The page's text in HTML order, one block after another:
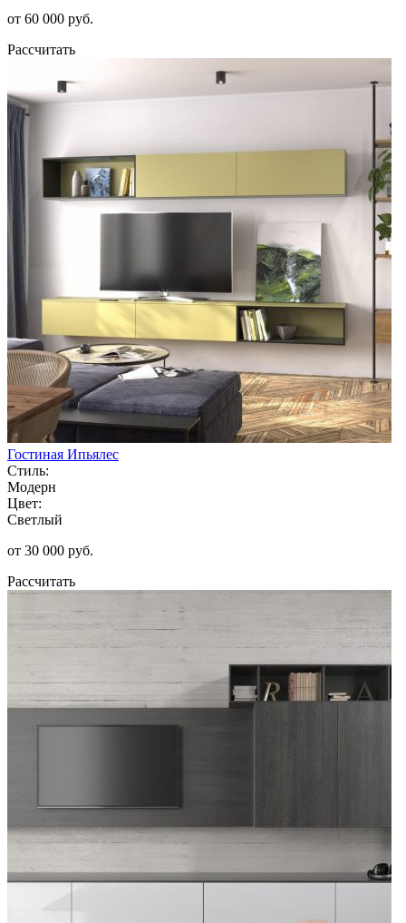
от 60 000 руб.
Рассчитать
Гостиная Ипьялес
Стиль:
Модерн
Цвет:
Светлый
от 30 000 руб.
Рассчитать